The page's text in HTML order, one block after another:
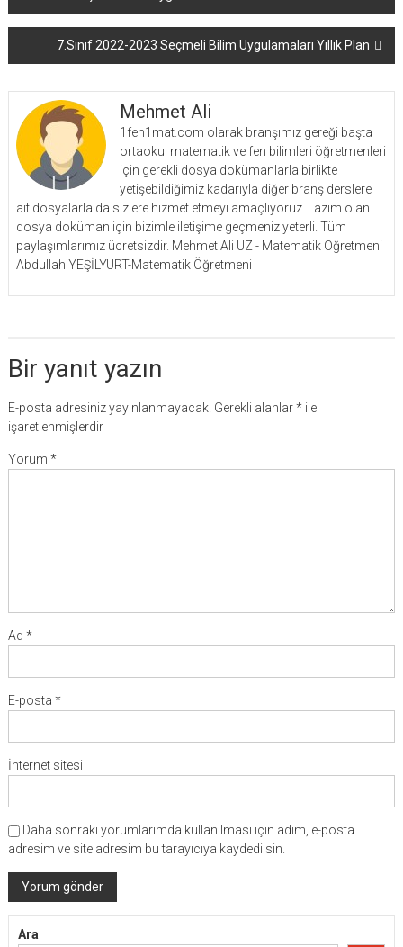
dolaşımı
7.Sınıf 2022-2023 Seçmeli Bilim Uygulamaları Yıllık Plan
Mehmet Ali
1fen1mat.com olarak branşımız gereği başta
ortaokul matematik ve fen bilimleri öğretmenleri
için gerekli dosya dokümanlarla birlikte
yetişebildiğimiz kadarıyla diğer branş derslere
ait dosyalarla da sizlere hizmet etmeyi amaçlıyoruz. Lazım olan
dosya doküman için bizimle iletişime geçmeniz yeterli. Tüm
paylaşımlarımız ücretsizdir. Mehmet Ali UZ - Matematik Öğretmeni
Abdullah YEŞİLYURT-Matematik Öğretmeni
Bir yanıt yazın
E-posta adresiniz yayınlanmayacak. Gerekli alanlar*ile
işaretlenmişlerdir
Yorum *
Ad *
E-posta *
İnternet sitesi
Daha sonraki yorumlarımda kullanılması için adım, e-posta
adresim ve site adresim bu tarayıcıya kaydedilsin.
Ara